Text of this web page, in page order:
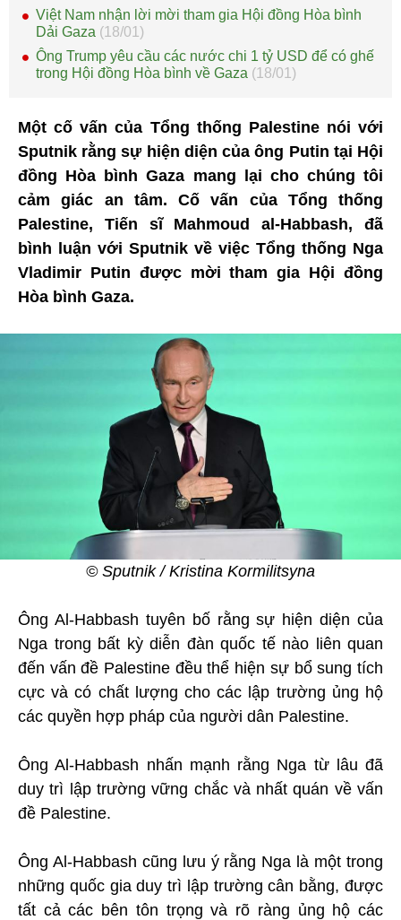
Việt Nam nhận lời mời tham gia Hội đồng Hòa bình
Dải Gaza (18/01)
Ông Trump yêu cầu các nước chi 1 tỷ USD để có ghế
trong Hội đồng Hòa bình về Gaza (18/01)
Một cố vấn của Tổng thống Palestine nói với
Sputnik rằng sự hiện diện của ông Putin tại Hội
đồng Hòa bình Gaza mang lại cho chúng tôi
cảm giác an tâm. Cố vấn của Tổng thống
Palestine, Tiến sĩ Mahmoud al-Habbash, đã
bình luận với Sputnik về việc Tổng thống Nga
Vladimir Putin được mời tham gia Hội đồng
Hòa bình Gaza.
© Sputnik / Kristina Kormilitsyna
Ông Al-Habbash tuyên bố rằng sự hiện diện của
Nga trong bất kỳ diễn đàn quốc tế nào liên quan
đến vấn đề Palestine đều thể hiện sự bổ sung tích
cực và có chất lượng cho các lập trường ủng hộ
các quyền hợp pháp của người dân Palestine.
Ông Al-Habbash nhấn mạnh rằng Nga từ lâu đã
duy trì lập trường vững chắc và nhất quán về vấn
đề Palestine.
Ông Al-Habbash cũng lưu ý rằng Nga là một trong
những quốc gia duy trì lập trường cân bằng, được
tất cả các bên tôn trọng và rõ ràng ủng hộ các